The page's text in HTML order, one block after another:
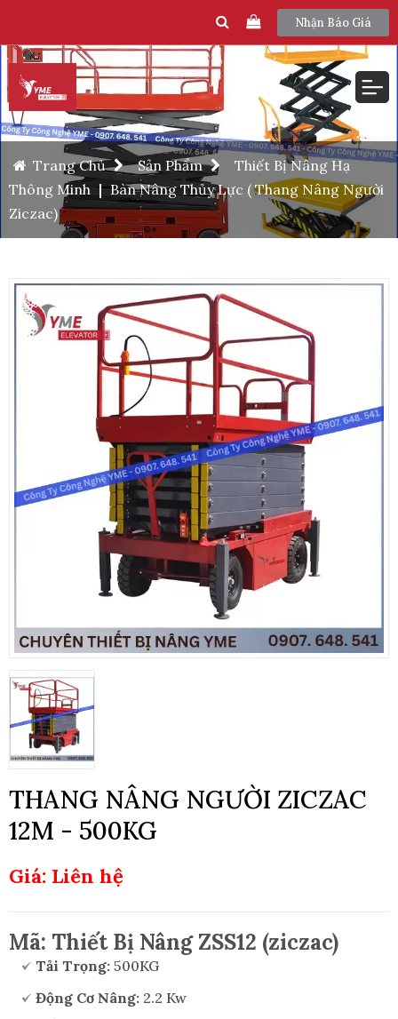
Nhận Báo Giá
Trang Chủ Sản Phẩm
Thiết Bị Nâng Hạ
Thông Minh | Bàn Nâng Thủy Lực ( Thang Nâng Người
Ziczac)
THANG NÂNG NGƯỜI ZICZAC
12M - 500KG
Giá: Liên hệ
Mã: Thiết Bị Nâng ZSS12 (ziczac)
Tải Trọng: 500KG
Động Cơ Nâng: 2.2 Kw